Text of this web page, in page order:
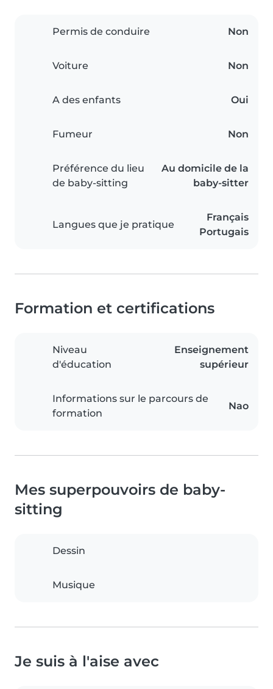
Permis de conduire Non
Voiture Non
A des enfants Oui
Fumeur Non
Préférence du lieu
de baby-sitting
Au domicile de la
baby-sitter
Langues que je pratique
Français
Portugais
Formation et certifications
Niveau
d'éducation
Enseignement
supérieur
Informations sur le parcours de
formation
Nao
Mes superpouvoirs de baby-
sitting
Dessin
Musique
Je suis à l'aise avec